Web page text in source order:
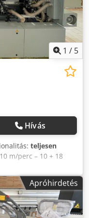
1 / 5
Hívás
teljesen
m/perc – 10 + 18
0,75 kW (S6) –
Min.
szélesség:
gyorst-
szélesség a
Apróhirdetés